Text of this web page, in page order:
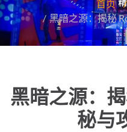
首页
黑暗之源：揭秘
黑暗之源：
秘与